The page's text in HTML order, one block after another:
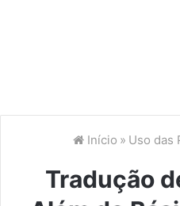
Início » Uso das
Tradução